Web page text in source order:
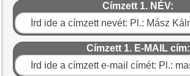
Címzett 1. NÉV:
Címzett 1. E-MAIL cím: